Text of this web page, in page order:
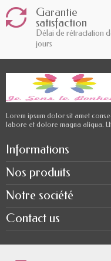
Garantie
satisfaction
Délai de rétractation
jours
Lorem ipsum dolor sit amet
labore et dolore magna aliqua.
Informations
Nos produits
Notre société
Contact us